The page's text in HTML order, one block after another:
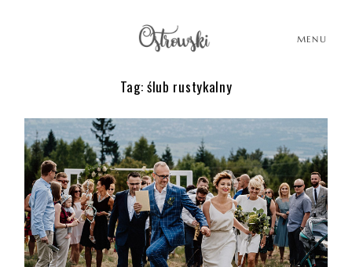
MENU
Tag: ślub rustykalny
HISTORIE
PORTFOLIO